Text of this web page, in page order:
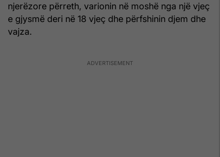
njerëzore përreth, varionin në moshë nga një vjeç
e gjysmë deri në 18 vjeç dhe përfshinin djem dhe
vajza.